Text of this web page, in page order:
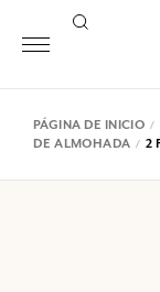
PÁGINA DE INICIO
DE ALMOHADA
2